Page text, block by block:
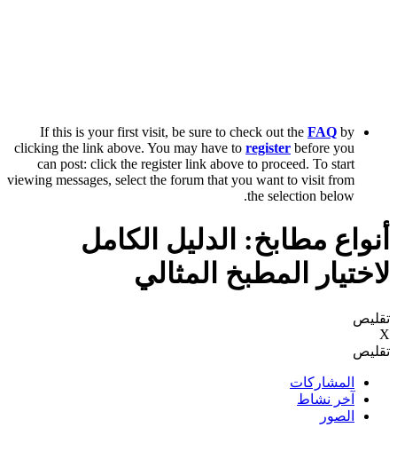
If this is your first visit, be sure to check out the FAQ by
clicking the link above. You may have to register before you
can post: click the register link above to proceed. To start
viewing messages, select the forum that you want to visit from
the selection below.
أنواع مطابخ: الدليل الكامل
لاختيار المطبخ المثالي
تقليص
X
تقليص
المشاركات
آخر نشاط
الصور